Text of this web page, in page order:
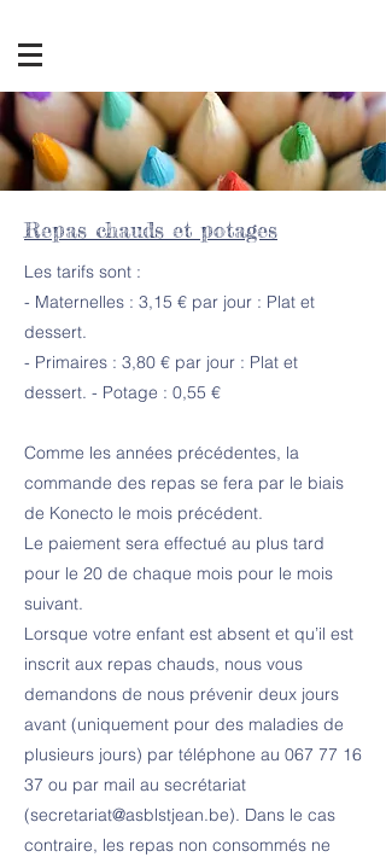
Repas chauds et potages
Les tarifs sont :
- Maternelles : 3,15 € par jour : Plat et
dessert.
- Primaires : 3,80 € par jour : Plat et
dessert. - Potage : 0,55 €
Comme les années précédentes, la
commande des repas se fera par le biais
de Konecto le mois précédent.
Le paiement sera effectué au plus tard
pour le 20 de chaque mois pour le mois
suivant.
Lorsque votre enfant est absent et qu’il est
inscrit aux repas chauds, nous vous
demandons de nous prévenir deux jours
avant (uniquement pour des maladies de
plusieurs jours) par téléphone au 067 77 16
37 ou par mail au secrétariat
(secretariat@asblstjean.be). Dans le cas
contraire, les repas non consommés ne